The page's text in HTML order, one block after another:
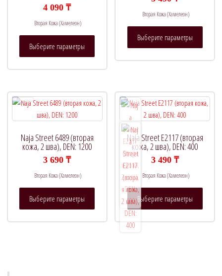
4 090₸
Вторая Кожа (Хамелеон)
Выберите параметры
Опции
можно
выбрать
Вторая Кожа (Хамелеон)
Выберите параметры
Этот
можно
на
Naja Street 6489 (вторая
кожа, 2 шва), DEN: 1200
3 690₸
Вторая Кожа (Хамелеон)
Выберите параметры
Naja Street E2117 (вторая
кожа, 2 шва), DEN: 400
3 490 ₸
Вторая Кожа (Хамелеон)
Выберите параметры
Этот